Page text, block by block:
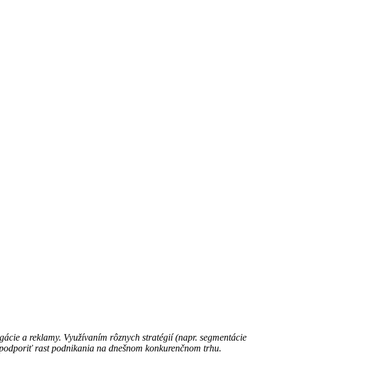
a reklamy. Využívaním rôznych stratégií (napr. segmentácie
rast podnikania na dnešnom konkurenčnom trhu.